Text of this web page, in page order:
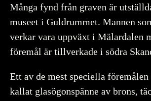
Föremålsnummer:1284839_HST
Upphov Myrin, Ola, Historiska museet
kommersiella, så länge du anger
licensgivare.
Många fynd från graven är
museet i Guldrummet. Mannen
verkar vara uppväxt i Mälardalen
föremål är tillverkade i södra
Ett av de mest speciella föremålen
kallat glasögonspänne av brons,